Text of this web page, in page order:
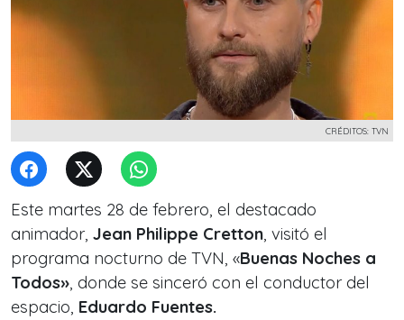
CRÉDITOS: TVN
Este martes 28 de febrero, el destacado
animador, Jean Philippe Cretton, visitó el
programa nocturno de TVN, «Buenas Noches a
Todos», donde se sinceró con el conductor del
espacio, Eduardo Fuentes.